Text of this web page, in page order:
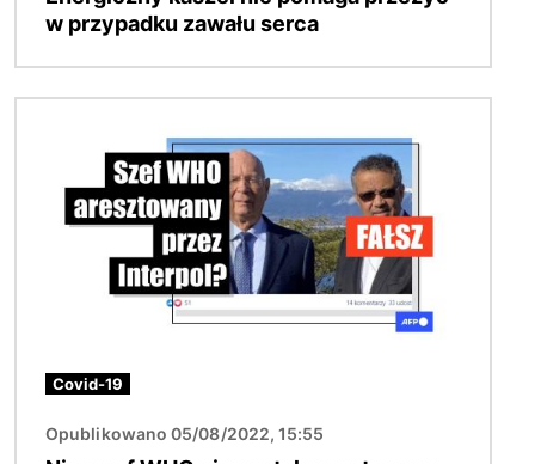
w przypadku zawału serca
Covid-19
Opublikowano 05/08/2022, 15:55